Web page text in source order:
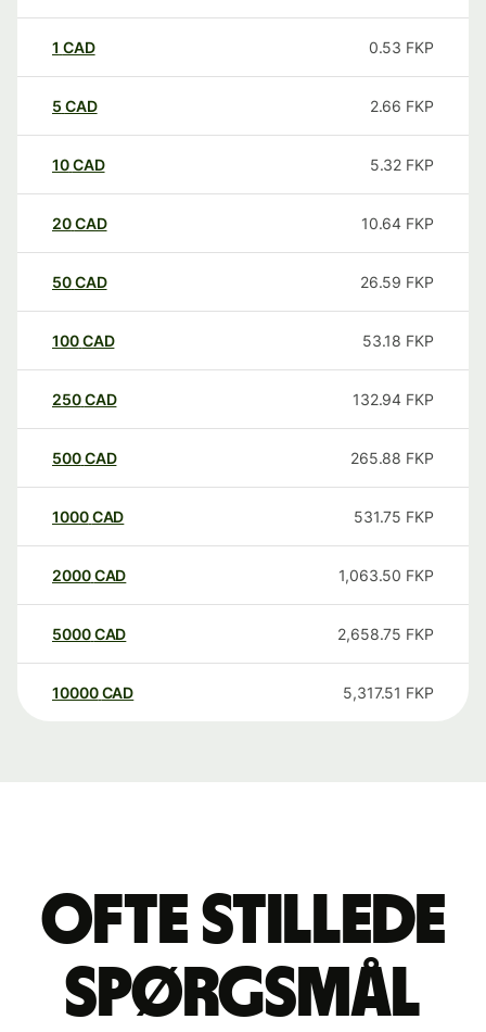
1 CAD 0.53 FKP
5 CAD 2.66 FKP
10CAD 5.32 FKP
20CAD 10.64 FKP
50CAD 26.59 FKP
100CAD 53.18 FKP
250CAD 132.94 FKP
500CAD 265.88 FKP
1000CAD 531.75 FKP
2000CAD 1,063.50 FKP
5000CAD 2,658.75 FKP
10000 CAD 5,317.51 FKP
Ofte stillede
spørgsmål